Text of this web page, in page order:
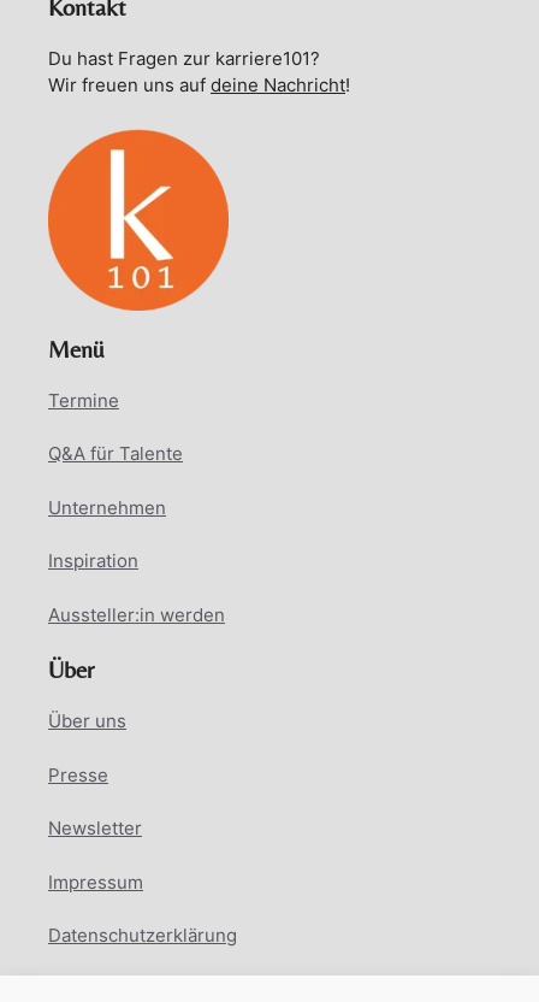
Kontakt
Du hast Fragen zur karriere101?
Wir freuen uns auf deine Nachricht!
Menü
Termine
Q&A für Talente
Unternehmen
Inspiration
Aussteller:in werden
Über
Über uns
Presse
Newsletter
Impressum
Datenschutzerklärung